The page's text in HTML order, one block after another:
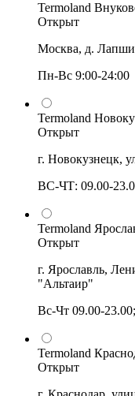
Termoland
Открыт
Москва, д.
Пн-Вс 9:00-24:00
Termoland
Открыт
г. Новокузнецк,
ВС-ЧТ: 09.00-
Termoland
Открыт
г. Ярославль,
"Альтаир"
Вс-Чт 09.00-
Termoland
Открыт